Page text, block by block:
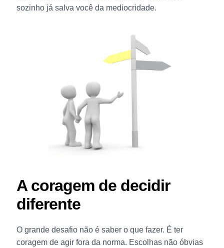
sozinho já salva você da mediocridade.
A coragem de decidir
diferente
O grande desafio não é saber o que fazer. É ter
coragem de agir fora da norma. Escolhas não óbvias